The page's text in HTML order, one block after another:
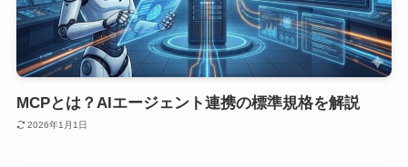
MCPとは？AIエージェント連携の標準規格を解説
2026年1月1日